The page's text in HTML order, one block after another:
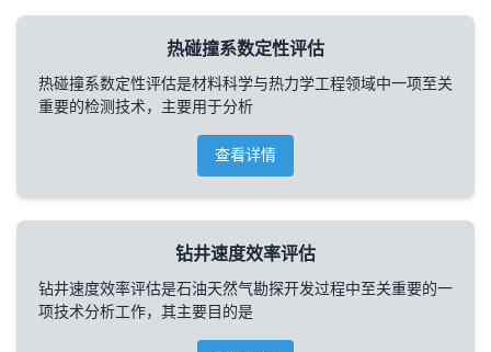
热碰撞系数定性评估
热碰撞系数定性评估是材料科学与热力学工程领域中一项至关
重要的检测技术，主要用于分析
查看详情
钻井速度效率评估
钻井速度效率评估是石油天然气勘探开发过程中至关重要的一
项技术分析工作，其主要目的是